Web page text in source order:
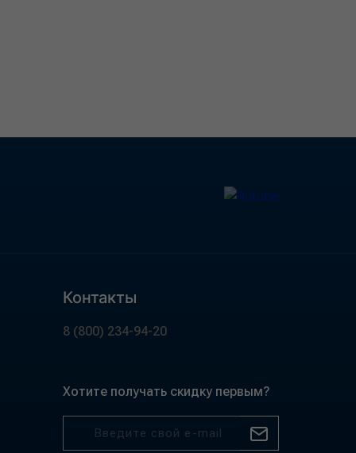
Контакты
8 (800) 234-94-20
Хотите получать скидку первым?